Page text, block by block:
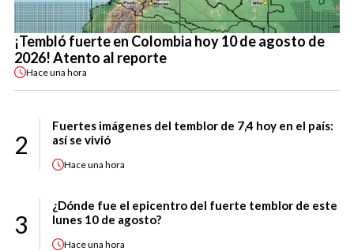
¡Tembló fuerte en Colombia hoy 10 de agosto de
2026! Atento al reporte
Haceuna hora
2
Fuertes imágenes del temblor de 7,4 hoy en el país:
así se vivió
Haceuna hora
3
¿Dónde fue el epicentro del fuerte temblor de este
lunes 10 de agosto?
Haceuna hora